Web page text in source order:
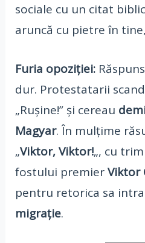
sociale cu un citat
aruncă cu pietre în
Furia opoziției:
dur. Protestatarii
„Rușine!” și cereau
Magyar. În mulțime
„Viktor, Viktor!„, cu
fostului premierViktor
pentru retorica sa
migrație.